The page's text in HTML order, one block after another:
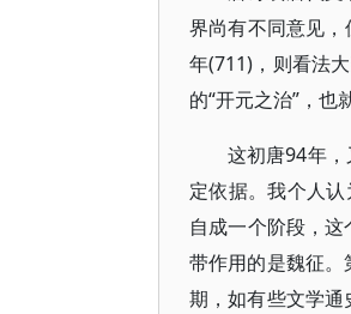
界尚有不同意见
年(711)，则看法
的“开元之治”，也
这初唐94年
定依据。我个人
自成一个阶段，
带作用的是魏征
期，如有些文学